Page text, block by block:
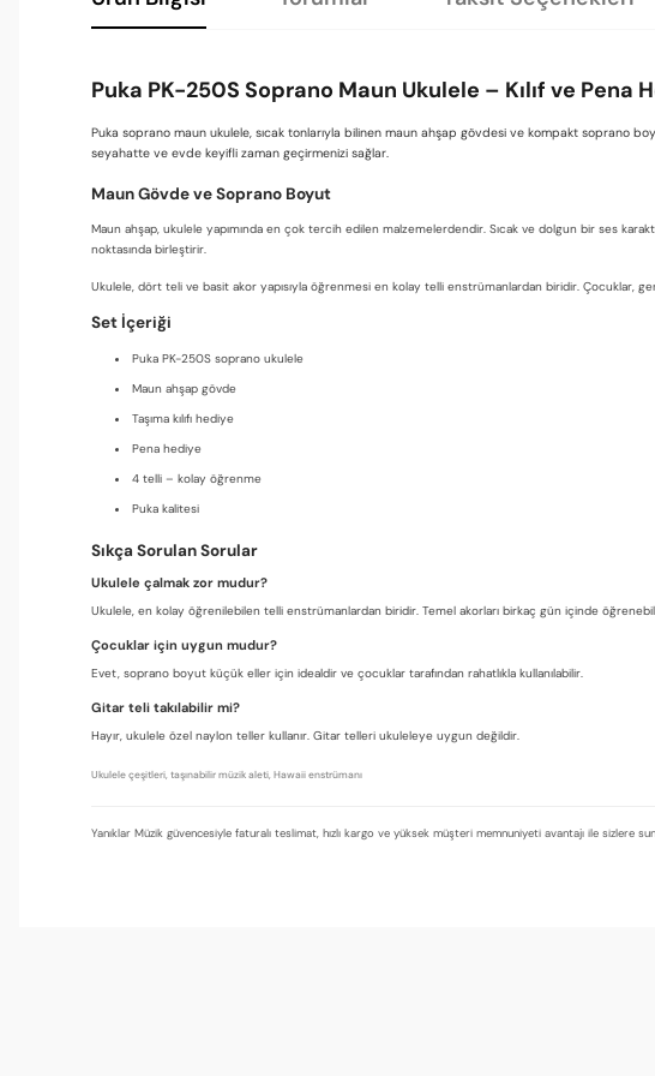
Puka PK-250S Soprano Maun Ukulele – Kılıf ve Pena
Puka soprano maun ukulele, sıcak tonlarıyla bilinen maun ahşap gövdesi ve kompakt soprano
seyahatte ve evde keyifli zaman geçirmenizi sağlar.
Maun Gövde ve Soprano Boyut
Maun ahşap, ukulele yapımında en çok tercih edilen malzemelerdendir. Sıcak ve dolgun bir ses
noktasında birleştirir.
Ukulele, dört teli ve basit akor yapısıyla öğrenmesi en kolay telli enstrümanlardan biridir. Çocuklar,
Set İçeriği
Puka PK-250S soprano ukulele
Maun ahşap gövde
Taşıma kılıfı hediye
Pena hediye
4 telli – kolay öğrenme
Puka kalitesi
Sıkça Sorulan Sorular
Ukulele çalmak zor mudur?
Ukulele, en kolay öğrenilebilen telli enstrümanlardan biridir. Temel akorları birkaç gün içinde
Çocuklar için uygun mudur?
Evet, soprano boyut küçük eller için idealdir ve çocuklar tarafından rahatlıkla kullanılabilir.
Gitar teli takılabilir mi?
Hayır, ukulele özel naylon teller kullanır. Gitar telleri ukuleleye uygun değildir.
Ukulele çeşitleri, taşınabilir müzik aleti, Hawaii enstrümanı
Yanıklar Müzik güvencesiyle faturalı teslimat, hızlı kargo ve yüksek müşteri memnuniyeti avantajı ile sizlere